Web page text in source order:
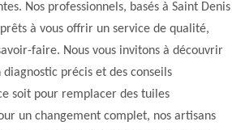
Nos professionnels, basés à Saint Denis
à vous offrir un service de qualité,
faire. Nous vous invitons à découvrir
diagnostic précis et des conseils
soit pour remplacer des tuiles
un changement complet, nos artisans